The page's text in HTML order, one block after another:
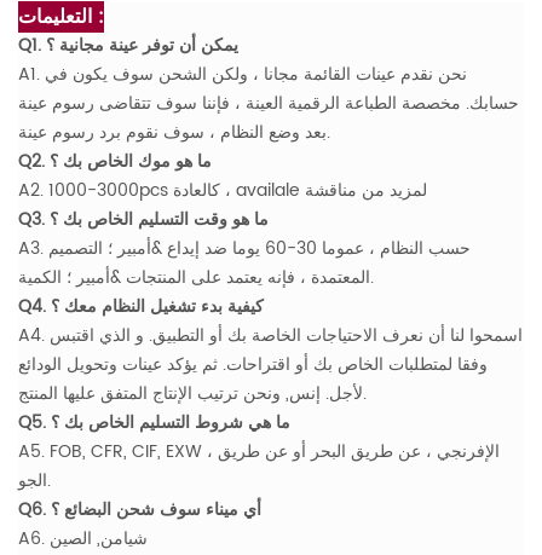
التعليمات :
Q1. يمكن أن توفر عينة مجانية ؟
A1. نحن نقدم عينات القائمة مجانا ، ولكن الشحن سوف يكون في
حسابك. مخصصة الطباعة الرقمية العينة ، فإننا سوف تتقاضى رسوم عينة
بعد وضع النظام ، سوف نقوم برد رسوم عينة.
Q2. ما هو موك الخاص بك ؟
A2. 1000-3000pcs كالعادة ، availale لمزيد من مناقشة
Q3. ما هو وقت التسليم الخاص بك ؟
A3. حسب النظام ، عموما 30-60 يوما ضد إيداع &أمبير ؛ التصميم
المعتمدة ، فإنه يعتمد على المنتجات &أمبير ؛ الكمية.
Q4. كيفية بدء تشغيل النظام معك ؟
A4. اسمحوا لنا أن نعرف الاحتياجات الخاصة بك أو التطبيق. و الذي اقتبس
وفقا لمتطلبات الخاص بك أو اقتراحات. ثم يؤكد عينات وتحويل الودائع
لأجل. إنس, ونحن ترتيب الإنتاج المتفق عليها المنتج.
Q5. ما هي شروط التسليم الخاص بك ؟
A5. FOB, CFR, CIF, EXW ، الإفرنجي ، عن طريق البحر أو عن طريق
الجو.
Q6. أي ميناء سوف شحن البضائع ؟
A6. شيامن, الصين